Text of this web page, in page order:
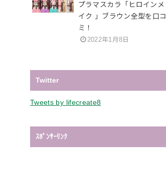
プラマスカラ「ヒロインメ
イク 」ブラウン全型を口コ
ミ！
2022年1月8日
Twitter
Tweets by lifecreate8
ｽﾎﾟﾝｻｰﾘﾝｸ